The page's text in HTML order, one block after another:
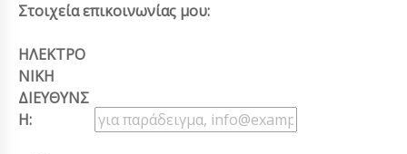
Στοιχεία επικοινωνίας μου:
ΗΛΕΚΤΡΟ
ΝΙΚΗ
ΔΙΕΥΘΥΝΣ
Η: